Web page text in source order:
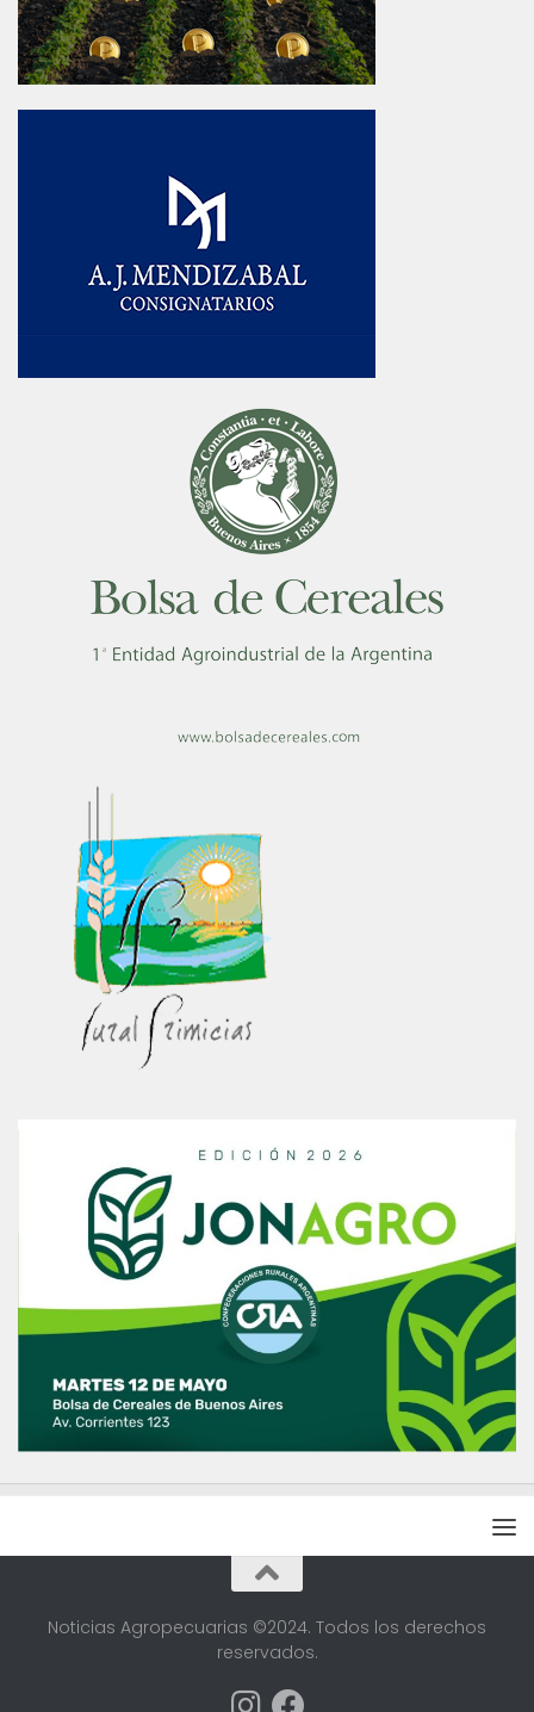
Noticias Agropecuarias ©2024. Todos los derechos
reservados.